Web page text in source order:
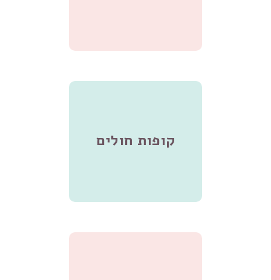
קופות חולים